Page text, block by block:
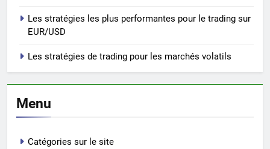
Les stratégies les plus performantes pour le trading sur
EUR/USD
Les stratégies de trading pour les marchés volatils
Menu
Catégories sur le site